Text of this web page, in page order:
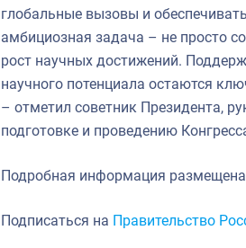
глобальные вызовы и
амбициозная задача – не просто
рост научных достижений.
научного потенциала остаются
– отметил советник Президента,
подготовке и проведению
Подробная информация
Подписаться на Правительство